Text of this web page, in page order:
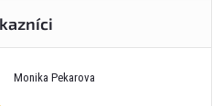
Monika Pekarova